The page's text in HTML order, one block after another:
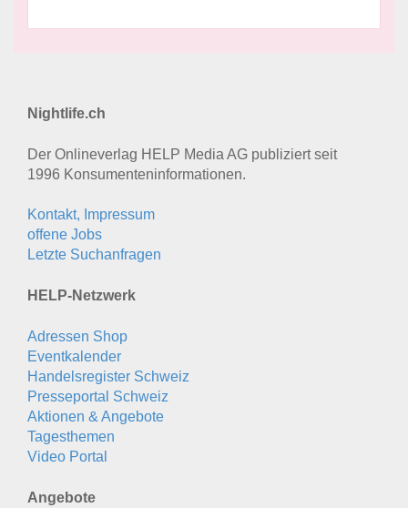
Nightlife.ch
Der Onlineverlag HELP Media AG publiziert seit
1996 Konsumenten­informationen.
Kontakt, Impressum
offene Jobs
Letzte Suchanfragen
HELP-Netzwerk
Adressen Shop
Eventkalender
Handelsregister Schweiz
Presseportal Schweiz
Aktionen & Angebote
Tagesthemen
Video Portal
Angebote